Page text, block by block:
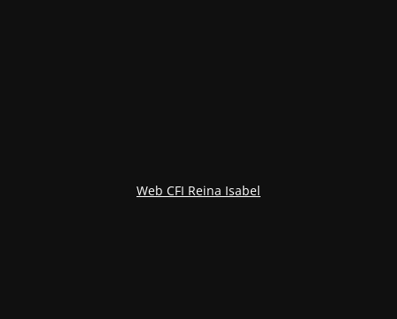
Web CFI Reina Isabel